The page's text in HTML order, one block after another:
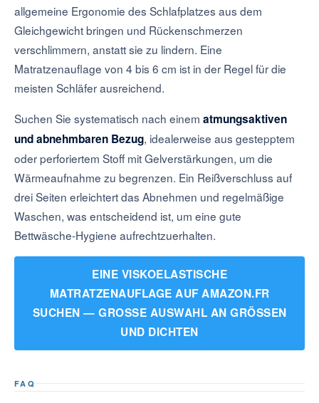
allgemeine Ergonomie des Schlafplatzes aus dem
Gleichgewicht bringen und Rückenschmerzen
verschlimmern, anstatt sie zu lindern. Eine
Matratzenauflage von 4 bis 6 cm ist in der Regel für die
meisten Schläfer ausreichend.
Suchen Sie systematisch nach einem atmungsaktiven
und abnehmbaren Bezug, idealerweise aus gestepptem
oder perforiertem Stoff mit Gelverstärkungen, um die
Wärmeaufnahme zu begrenzen. Ein Reißverschluss auf
drei Seiten erleichtert das Abnehmen und regelmäßige
Waschen, was entscheidend ist, um eine gute
Bettwäsche-Hygiene aufrechtzuerhalten.
EINE VISKOELASTISCHE
MATRATZENAUFLAGE AUF AMAZON.FR
SUCHEN — GROSSE AUSWAHL AN GRÖSSEN UN
D DICHTEN
FAQ